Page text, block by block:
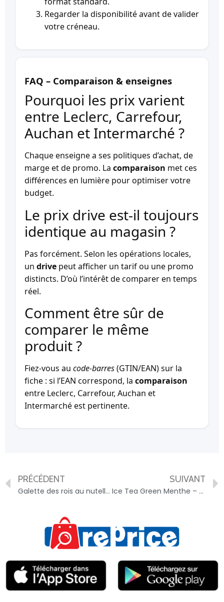
Regarder la disponibilité avant de valider
votre créneau.
FAQ – Comparaison & enseignes
Pourquoi les prix varient
entre Leclerc, Carrefour,
Auchan et Intermarché ?
Chaque enseigne a ses politiques d’achat, de
marge et de promo. La comparaison met ces
différences en lumière pour optimiser votre
budget.
Le prix drive est-il toujours
identique au magasin ?
Pas forcément. Selon les opérations locales,
un drive peut afficher un tarif ou une promo
distincts. D’où l’intérêt de comparer en temps
réel.
Comment être sûr de
comparer le même
produit ?
Fiez-vous au code-barres(GTIN/EAN) sur la
fiche : si l’EAN correspond, la comparaison
entre Leclerc, Carrefour, Auchan et
Intermarché est pertinente.
PRÉCÉDENT
Galette des rois au nutella – 0202483045596
SUIVANT
Ice Tea Green Menthe – 8710908905285